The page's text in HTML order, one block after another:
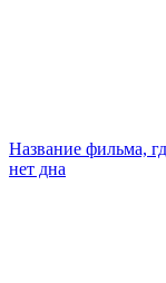
Название фильма,
нет дна